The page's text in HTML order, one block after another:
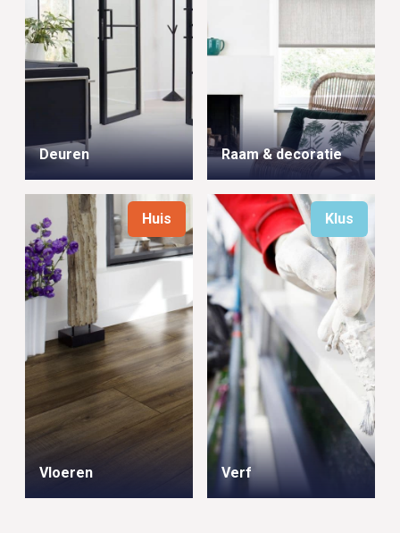
Deuren Raam & decoratie
Vloeren
Huis
Verf
Klus